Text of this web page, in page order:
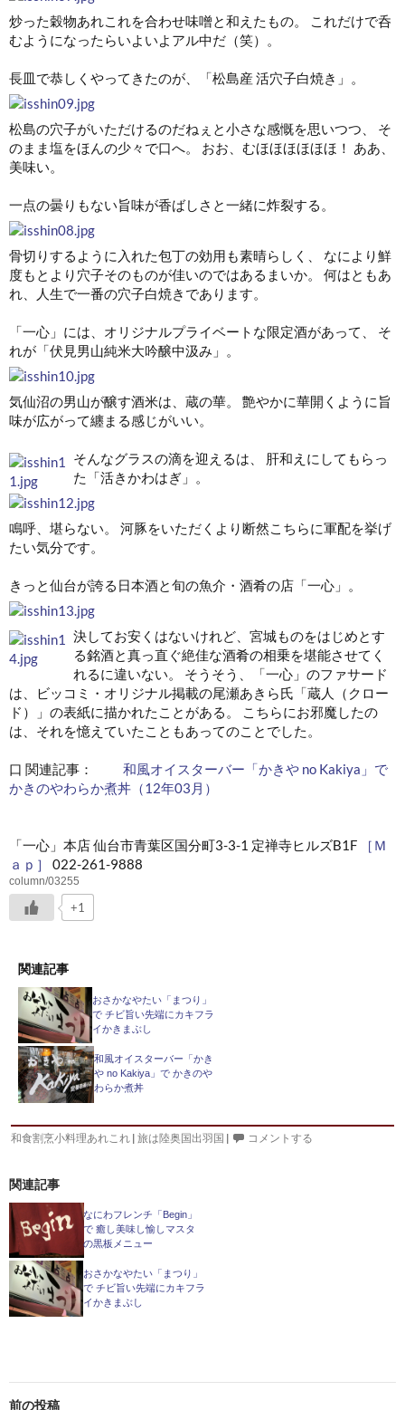
炒った穀物あれこれを合わせ味噌と和えたもの。 これだけで呑
むようになったらいよいよアル中だ（笑）。
長皿で恭しくやってきたのが、「松島産 活穴子白焼き」。
松島の穴子がいただけるのだねぇと小さな感慨を思いつつ、 そ
のまま塩をほんの少々で口へ。 おお、むほほほほほほ！ ああ、
美味い。
一点の曇りもない旨味が香ばしさと一緒に炸裂する。
骨切りするように入れた包丁の効用も素晴らしく、 なにより鮮
度もとより穴子そのものが佳いのではあるまいか。 何はともあ
れ、人生で一番の穴子白焼きであります。
「一心」には、オリジナルプライベートな限定酒があって、 そ
れが「伏見男山純米大吟醸中汲み」。
気仙沼の男山が醸す酒米は、蔵の華。 艶やかに華開くように旨
味が広がって纏まる感じがいい。
そんなグラスの滴を迎えるは、 肝和えにしてもらっ
た「活きかわはぎ」。
鳴呼、堪らない。 河豚をいただくより断然こちらに軍配を挙げ
たい気分です。
きっと仙台が誇る日本酒と旬の魚介・酒肴の店「一心」。
決してお安くはないけれど、宮城ものをはじめとす
る銘酒と真っ直ぐ絶佳な酒肴の相乗を堪能させてく
れるに違いない。 そうそう、「一心」のファサード
は、ビッコミ・オリジナル掲載の尾瀬あきら氏「蔵人（クロー
ド）」の表紙に描かれたことがある。 こちらにお邪魔したの
は、それを憶えていたこともあってのことでした。
口 関連記事： 和風オイスターバー「かきや no Kakiya」で
かきのやわらか煮丼（12年03月）
「一心」本店 仙台市青葉区国分町3-3-1 定禅寺ヒルズB1F
［Ｍ
ａｐ］
022-261-9888
column/03255
+1
関連記事
おさかなやたい「まつり」
で チビ旨い先端にカキフラ
イかきまぶし
和風オイスターバー「かき
や no Kakiya」で かきのや
わらか煮丼
和食割烹小料理あれこれ | 旅は陸奥国出羽国 | コメントする
関連記事
なにわフレンチ「Begin」
で 癒し美味し愉しマスタ
の黒板メニュー
おさかなやたい「まつり」
で チビ旨い先端にカキフラ
イかきまぶし
投
前の投稿